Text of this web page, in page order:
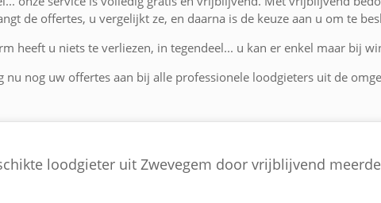
de offertes, u vergelijkt ze, en daarna is de keuze aan u om te
heeft u niets te verliezen, in tegendeel... u kan er enkel maar bij
nu nog uw offertes aan bij alle professionele loodgieters uit de
loodgieter uit Zwevegem door vrijblijvend